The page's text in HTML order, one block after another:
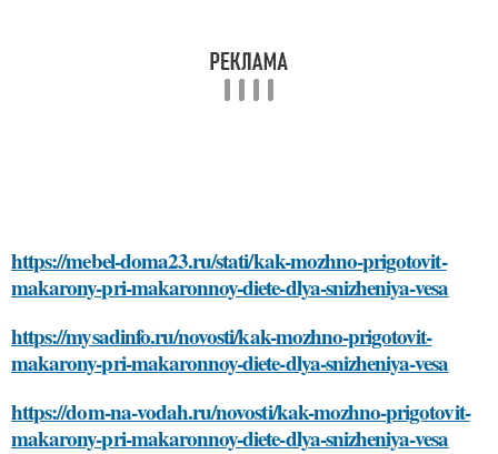
https://mebel-doma23.ru/stati/kak-mozhno-prigotovit-
makarony-pri-makaronnoy-diete-dlya-snizheniya-vesa
https://mysadinfo.ru/novosti/kak-mozhno-prigotovit-
makarony-pri-makaronnoy-diete-dlya-snizheniya-vesa
https://dom-na-vodah.ru/novosti/kak-mozhno-prigotovit-
makarony-pri-makaronnoy-diete-dlya-snizheniya-vesa